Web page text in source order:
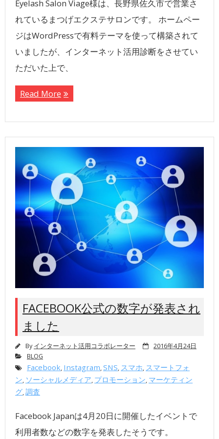
Eyelash Salon Viage様は、長野県佐久市で営業さ
れているまつげエクステサロンです。 ホームペー
ジはWordPressで有料テーマを使って構築されて
いましたが、インターネット活用診断をさせてい
ただいた上で、
Read More
FACEBOOK公式の数字が発表され
ました
Byインターネット活用コラボレーター
2016年4月24日
BLOG
Facebook, Instagram,SNS, スマホ, スマートフォ
ン, ソーシャルメディア, プロモーション, マーケティン
グ,調査
Facebook Japanは4月20日に開催したイベントで
利用者数などの数字を発表したそうです。